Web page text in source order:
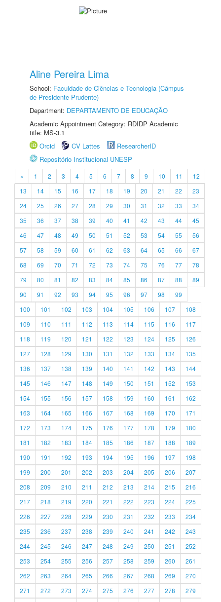
Aline Pereira Lima
School: Faculdade de Ciências e Tecnologia (Câmpus
de Presidente Prudente)
Department: DEPARTAMENTO DE EDUCAÇÃO
Academic Appointment Category: RDIDP Academic
title: MS-3.1
Orcid
CV Lattes
ResearcherID
Repositório Institucional UNESP
« 1 2 3 4 5 6 7 8 9 10 11
12
13
14 15 16 17 18 19 20 21 22
23
24
25 26 27 28 29 30 31 32 33
34
35
36 37 38 39 40 41 42 43 44
45
46
47 48 49 50 51 52 53 54 55
56
57
58 59 60 61 62 63 64 65 66
67
68
69 70 71 72 73 74 75 76 77
78
79
80 81 82 83 84 85 86 87 88
89
90
91 92 93 94 95 96 97 98
99
100
101 102 103 104 105 106 107
108
109
110 111 112 113 114 115 116
117
118
119 120 121 122 123 124 125
126
127
128 129 130 131 132 133 134
135
136
137 138 139 140 141 142 143
144
145
146 147 148 149 150 151 152
153
154
155 156 157 158 159 160 161
162
163
164 165 166 167 168 169 170
171
172
173 174 175 176 177 178 179
180
181
182 183 184 185 186 187 188
189
190
191 192 193 194 195 196 197
198
199
200 201 202 203 204 205 206
207
208
209 210 211 212 213 214 215
216
217
218 219 220 221 222 223 224
225
226
227 228 229 230 231 232 233
234
235
236 237 238 239 240 241 242
243
244
245 246 247 248 249 250 251
252
253
254 255 256 257 258 259 260
261
262
263 264 265 266 267 268 269
270
271
272 273 274 275 276 277 278
279